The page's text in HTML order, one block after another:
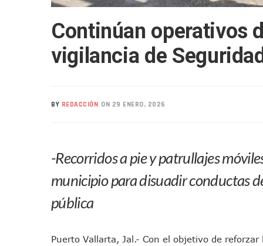
Mueren Cuatro Personas
Bruno Blancas Lleva El
Liberan 180 Crías De
Puerto Vallarta Participa En
Realizan Operativo
Voces Del Orgullo
Partido Verde Conforma
Buques Mexicanos Parten
Centro De Autismo Es Un
Continúan operativos
vigilancia de
BY REDACCIÓN ON 29 ENERO, 2026
-Recorridos a pie y patrullajes
municipio para disuadir conductas
pública
Puerto Vallarta, Jal.- Con el objetivo de